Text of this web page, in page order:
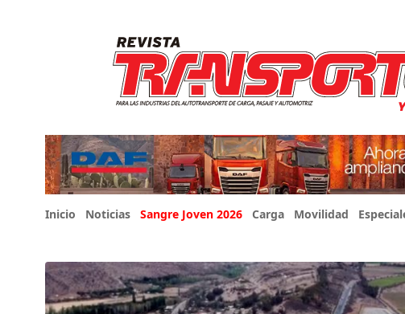
Inicio Noticias Sangre Joven 2026 Carga Movilidad